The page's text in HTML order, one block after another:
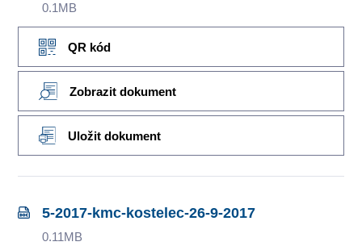
0.1MB
QR kód
Zobrazit dokument
Uložit dokument
5-2017-kmc-kostelec-26-9-2017
0.11MB